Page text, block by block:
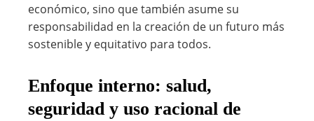
económico, sino que también asume su
responsabilidad en la creación de un futuro más
sostenible y equitativo para todos.
Enfoque interno: salud,
seguridad y uso racional de